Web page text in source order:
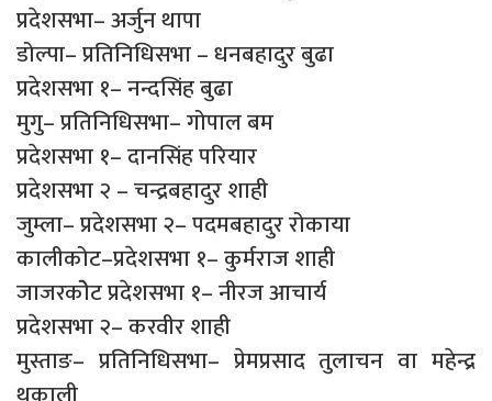
प्रदेशसभा– अर्जुन थापा
डोल्पा– प्रतिनिधिसभा – धनबहादुर बुढा
प्रदेशसभा १– नन्दसिंह बुढा
मुगु– प्रतिनिधिसभा– गोपाल बम
प्रदेशसभा १– दानसिंह परियार
प्रदेशसभा २ – चन्द्रबहादुर शाही
जुम्ला– प्रदेशसभा २– पदमबहादुर रोकाया
कालीकोट–प्रदेशसभा १– कुर्मराज शाही
जाजरकोेट प्रदेशसभा १– नीरज आचार्य
प्रदेशसभा २– करवीर शाही
मुस्ताङ– प्रतिनिधिसभा– प्रेमप्रसाद तुलाचन वा महेन्द्र